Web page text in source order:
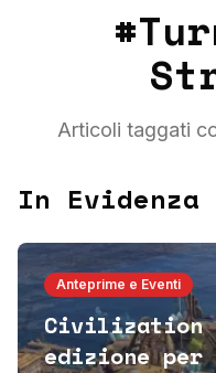
#
Articoli taggati
In Evidenza
Anteprime e Eventi
Civilization
edizione per